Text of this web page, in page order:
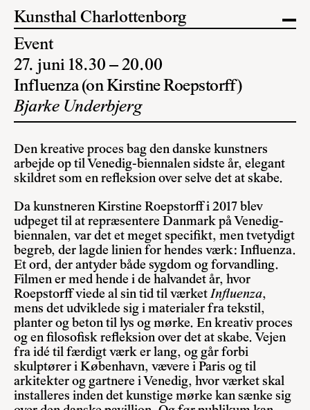
Kunsthal Charlottenborg
Event
27. juni 18.30 – 20.00
Influenza (on Kirstine Roepstorff)
Bjarke Underbjerg
Den kreative proces bag den danske kunstners
arbejde op til Venedig-biennalen sidste år, elegant
skildret som en refleksion over selve det at skabe.
Da kunstneren Kirstine Roepstorff i 2017 blev
udpeget til at repræsentere Danmark på Venedig-
biennalen, var det et meget specifikt, men tvetydigt
begreb, der lagde linien for hendes værk: Influenza.
Et ord, der antyder både sygdom og forvandling.
Filmen er med hende i de halvandet år, hvor
Roepstorff viede al sin tid til værketInfluenza,
mens det udviklede sig i materialer fra tekstil,
planter og beton til lys og mørke. En kreativ proces
og en filosofisk refleksion over det at skabe. Vejen
fra idé til færdigt værk er lang, og går forbi
skulptører i København, vævere i Paris og til
arkitekter og gartnere i Venedig, hvor værket skal
installeres inden det kunstige mørke kan sænke sig